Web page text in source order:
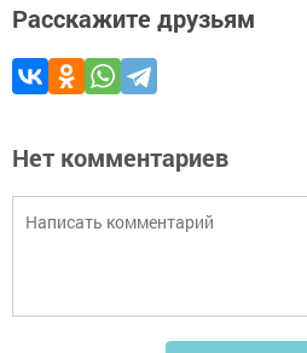
Расскажите друзьям
Нет комментариев